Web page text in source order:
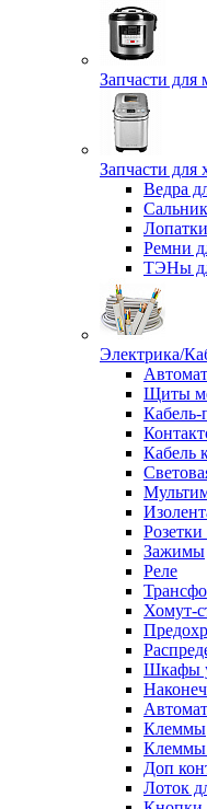
Запчасти для
Запчасти для
Ведра
Лопатки
Ремни
ТЭНы
Электрика/
Щиты
Кабель-
Кабель
Зажимы
Реле
Хомут-
Шкафы
Клеммы
Клеммы
Доп
Лоток